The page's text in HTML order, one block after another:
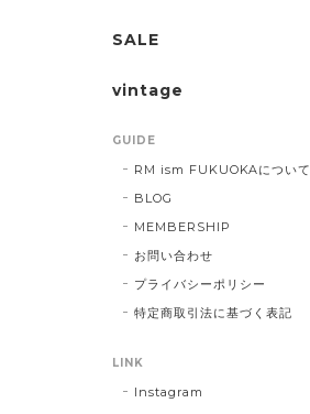
SALE
vintage
GUIDE
RM ism FUKUOKAについて
BLOG
MEMBERSHIP
お問い合わせ
プライバシーポリシー
特定商取引法に基づく表記
LINK
Instagram